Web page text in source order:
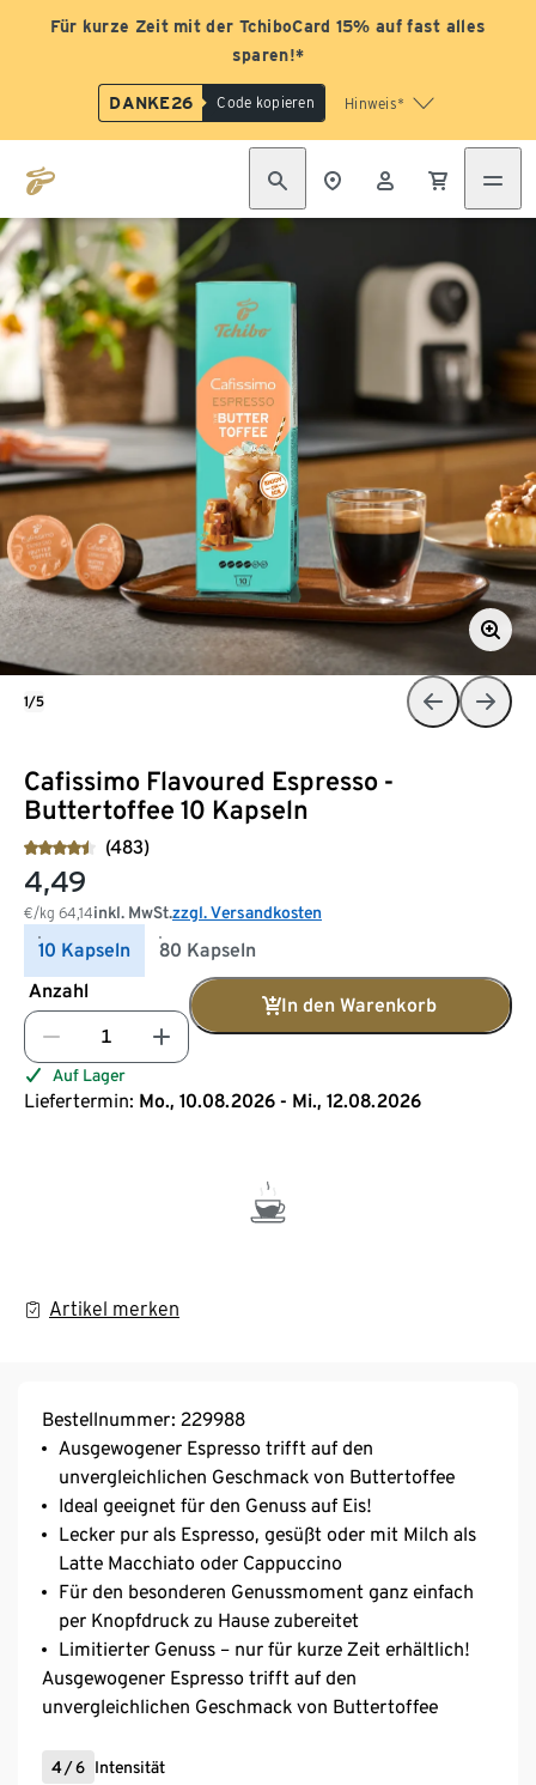
Für kurze Zeit mit der TchiboCard 15% auf fast alles
sparen!*
DANKE26 Code kopieren Hinweis*
Cafissimo Flavoured Espresso -
Buttertoffee 10 Kapseln
(483)
4,49
€/kg 64,14inkl. MwSt.zzgl. Versandkosten
10 Kapseln
80 Kapseln
Anzahl
In den Warenkorb
Auf Lager
Liefertermin: Mo., 10.08.2026 - Mi., 12.08.2026
Artikel merken
1/5
Bestellnummer: 229988
Ausgewogener Espresso trifft auf den
unvergleichlichen Geschmack von Buttertoffee
Ideal geeignet für den Genuss auf Eis!
Lecker pur als Espresso, gesüßt oder mit Milch als
Latte Macchiato oder Cappuccino
Für den besonderen Genussmoment ganz einfach
per Knopfdruck zu Hause zubereitet
Limitierter Genuss – nur für kurze Zeit erhältlich!
Ausgewogener Espresso trifft auf den
unvergleichlichen Geschmack von Buttertoffee
4/6 Intensität